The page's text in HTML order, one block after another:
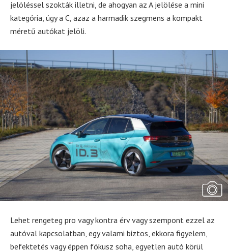
jelöléssel szokták illetni, de ahogyan az A jelölése a mini
kategória, úgy a C, azaz a harmadik szegmens a kompakt
méretű autókat jelöli.
Lehet rengeteg pro vagy kontra érv vagy szempont ezzel az
autóval kapcsolatban, egy valami biztos, ekkora figyelem,
befektetés vagy éppen fókusz soha, egyetlen autó körül